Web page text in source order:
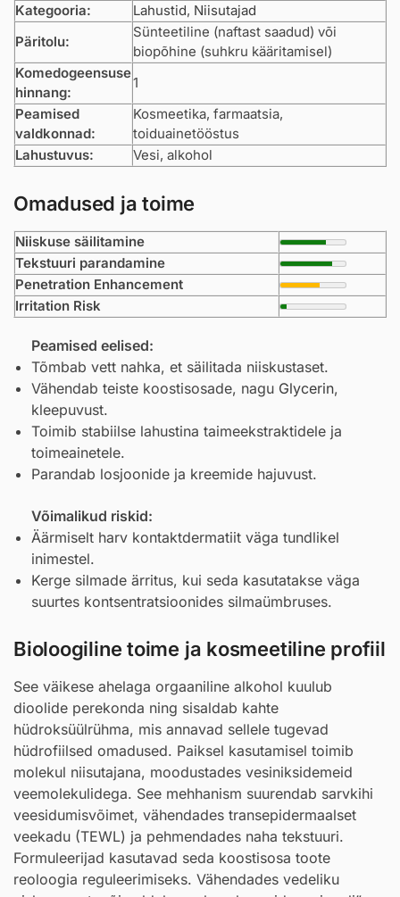
Kategooria: Lahustid, Niisutajad
Päritolu:
Sünteetiline (naftast saadud) või
biopõhine (suhkru kääritamisel)
Komedogeensuse
hinnang:
1
Peamised
valdkonnad:
Kosmeetika, farmaatsia,
toiduainetööstus
Lahustuvus:
Vesi, alkohol
Omadused ja toime
Niiskuse säilitamine
Tekstuuri parandamine
Penetration Enhancement
Irritation Risk
Peamised eelised:
Tõmbab vett nahka, et säilitada niiskustaset.
Vähendab teiste koostisosade, nagu Glycerin,
kleepuvust.
Toimib stabiilse lahustina taimeekstraktidele ja
toimeainetele.
Parandab losjoonide ja kreemide hajuvust.
Võimalikud riskid:
Äärmiselt harv kontaktdermatiit väga tundlikel
inimestel.
Kerge silmade ärritus, kui seda kasutatakse väga
suurtes kontsentratsioonides silmaümbruses.
Bioloogiline toime ja kosmeetiline profiil
See väikese ahelaga orgaaniline alkohol kuulub
dioolide perekonda ning sisaldab kahte
hüdroksüülrühma, mis annavad sellele tugevad
hüdrofiilsed omadused. Paiksel kasutamisel toimib
molekul niisutajana, moodustades vesiniksidemeid
veemolekulidega. See mehhanism suurendab sarvkihi
veesidumisvõimet, vähendades transepidermaalset
veekadu (TEWL) ja pehmendades naha tekstuuri.
Formuleerijad kasutavad seda koostisosa toote
reoloogia reguleerimiseks. Vähendades vedeliku